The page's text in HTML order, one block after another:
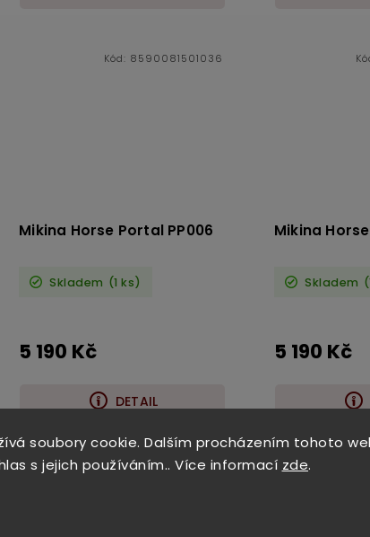
soubory cookie. Dalším procházením tohoto
s jejich používáním.. Více informací zde.
Mikina Horse Portal PP006
Skladem (1 ks)
5 190 Kč
DETAIL
Kód: 8590081501036
Mikina
Skladem
5 190 Kč